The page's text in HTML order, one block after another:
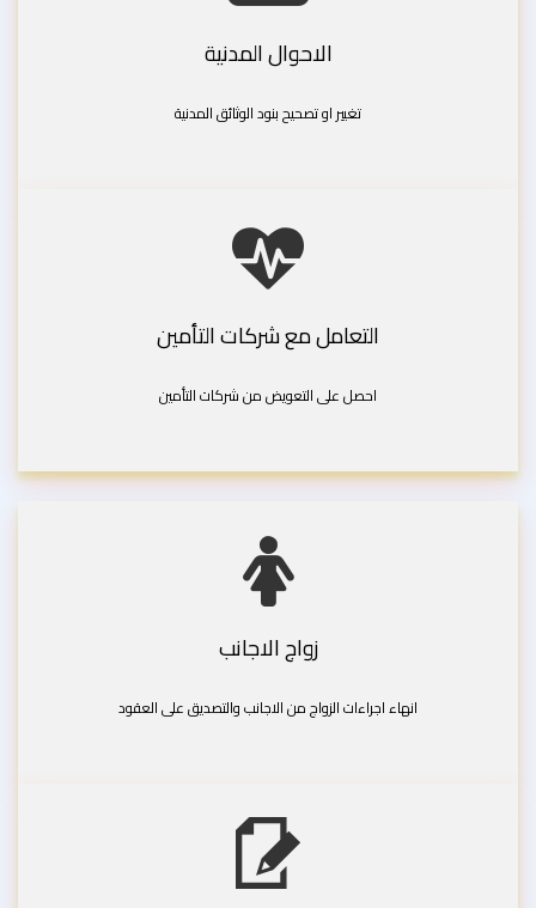
الاحوال المدنية
تغيير او تصحيح بنود الوثائق المدنية
التعامل مع شركات التأمين
احصل على التعويض من شركات التأمين
زواج الاجانب
انهاء اجراءات الزواج من الاجانب والتصديق على العقود